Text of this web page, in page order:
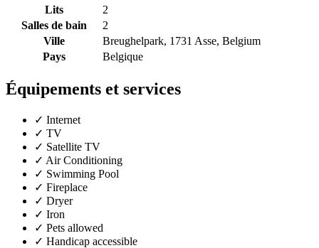
Lits
2
Salles de bain
2
Ville
Breughelpark, 1731 Asse, Belgium
Pays
Belgique
Équipements et services
✓ Internet
✓ TV
✓ Satellite TV
✓ Air Conditioning
✓ Swimming Pool
✓ Fireplace
✓ Dryer
✓ Iron
✓ Pets allowed
✓ Handicap accessible